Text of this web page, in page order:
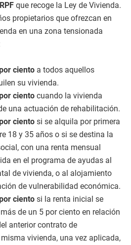
que recoge la Ley de Vivienda.
propietarios que ofrezcan en
en una zona tensionada
ciento a todos aquellos
su vivienda.
ciento cuando la vivienda
una actuación de rehabilitación.
ciento si se alquila por primera
18 y 35 años o si se destina la
con una renta mensual
en el programa de ayudas al
de vivienda, o al alojamiento
de vulnerabilidad económica.
ciento si la renta inicial se
de un 5 por ciento en relación
anterior contrato de
vivienda, una vez aplicada,